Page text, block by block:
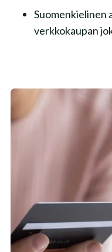
Suomenkielinen
verkkokaupan